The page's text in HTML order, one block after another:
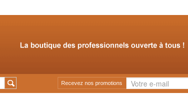
Recevez nos promotions